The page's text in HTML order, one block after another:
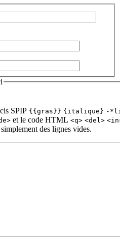
SPIP {{gras}} {italique} -
et le code HTML <q> <del>
des lignes vides.